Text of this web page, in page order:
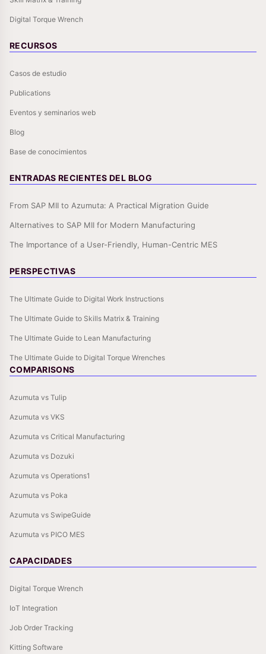
Digital Torque Wrench
RECURSOS
Casos de estudio
Publications
Eventos y seminarios web
Blog
Base de conocimientos
ENTRADAS RECIENTES DEL BLOG
From SAP MII to Azumuta: A Practical Migration Guide
Alternatives to SAP MII for Modern Manufacturing
The Importance of a User-Friendly, Human-Centric MES
PERSPECTIVAS
The Ultimate Guide to Digital Work Instructions
The Ultimate Guide to Skills Matrix & Training
The Ultimate Guide to Lean Manufacturing
The Ultimate Guide to Digital Torque Wrenches
COMPARISONS
Azumuta vs Tulip
Azumuta vs VKS
Azumuta vs Critical Manufacturing
Azumuta vs Dozuki
Azumuta vs Operations1
Azumuta vs Poka
Azumuta vs SwipeGuide
Azumuta vs PICO MES
CAPACIDADES
Digital Torque Wrench
IoT Integration
Job Order Tracking
Kitting Software